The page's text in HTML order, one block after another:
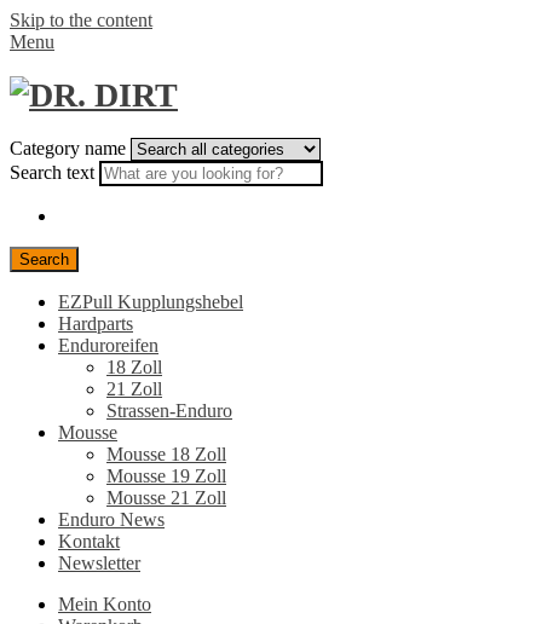
Skip to the content
Menu
Category name
Search text
Search
EZPull Kupplungshebel
Hardparts
Enduroreifen
18 Zoll
21 Zoll
Strassen-Enduro
Mousse
Mousse 18 Zoll
Mousse 19 Zoll
Mousse 21 Zoll
Enduro News
Kontakt
Newsletter
Mein Konto